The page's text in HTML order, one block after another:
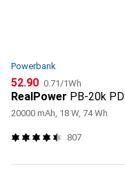
Powerbank
CHF
52.90 CHF
0.71/1Wh
RealPower PB-20k PD
20000 mAh, 18 W, 74 Wh
807